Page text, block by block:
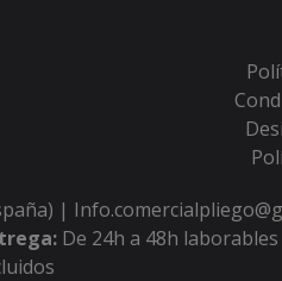
|
De 24h a 48h laborables